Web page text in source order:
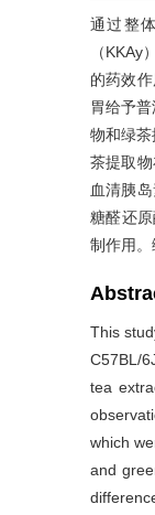
通过整
（
的药效
胃给予
物和绿
茶提取
血清胰
糖醛还
制作用。
This
C57BL/
tea
which
and